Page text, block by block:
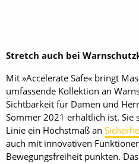
Stretch auch bei
Mit »Accelerate Safe« bringt
umfassende Kollektion an
Sichtbarkeit für Damen und
Sommer 2021 erhältlich ist. Sie
Linie ein Höchstmaß an
auch mit innovativen
Bewegungsfreiheit punkten.